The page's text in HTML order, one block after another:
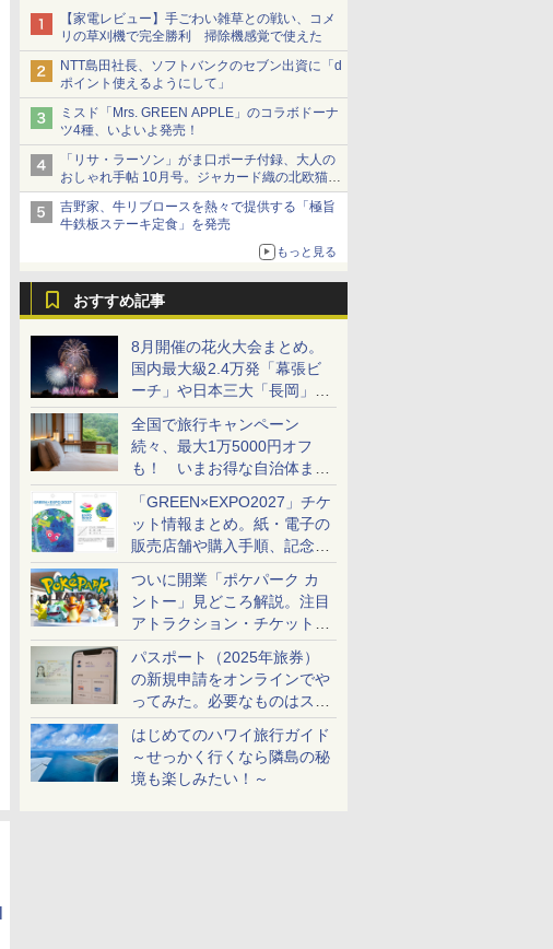
【家電レビュー】手ごわい雑草との戦い、コメ
リの草刈機で完全勝利 掃除機感覚で使えた
NTT島田社長、ソフトバンクのセブン出資に「d
ポイント使えるようにして」
ミスド「Mrs. GREEN APPLE」のコラボドーナ
ツ4種、いよいよ発売！
「リサ・ラーソン」がま口ポーチ付録、大人の
おしゃれ手帖 10月号。ジャカード織の北欧猫デ
ザイン
吉野家、牛リブロースを熱々で提供する「極旨
牛鉄板ステーキ定食」を発売
もっと見る
おすすめ記事
8月開催の花火大会まとめ。
国内最大級2.4万発「幕張ビ
ーチ」や日本三大「長岡」な
ど大型イベント目白押し！
全国で旅行キャンペーン
続々、最大1万5000円オフ
も！ いまお得な自治体まと
め
「GREEN×EXPO2027」チケ
ット情報まとめ。紙・電子の
販売店舗や購入手順、記念チ
ケットも解説
ついに開業「ポケパーク カ
ントー」見どころ解説。注目
アトラクション・チケット手
配・来場前に必要な準備は？
パスポート（2025年旅券）
の新規申請をオンラインでや
ってみた。必要なものはスマ
ホとマイナカードのみ
はじめてのハワイ旅行ガイド
～せっかく行くなら隣島の秘
境も楽しみたい！～